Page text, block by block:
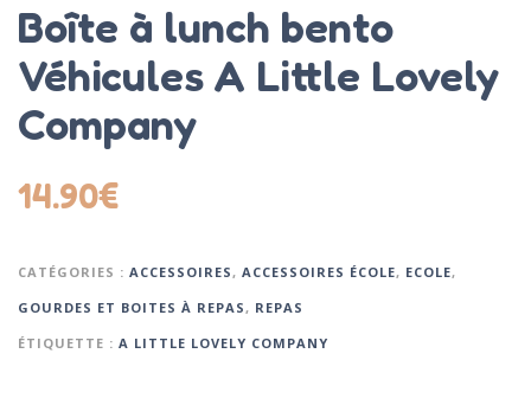
Boîte à lunch bento
Véhicules A Little Lovely
Company
14.90€
CATÉGORIES : ACCESSOIRES, ACCESSOIRES ÉCOLE, ECOLE,
GOURDES ET BOITES À REPAS, REPAS
ÉTIQUETTE : A LITTLE LOVELY COMPANY